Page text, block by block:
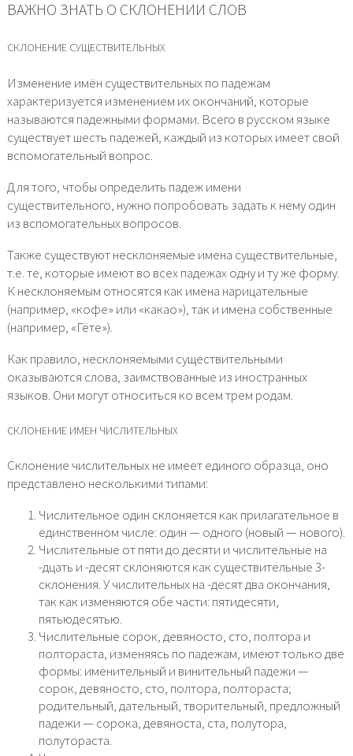
ВАЖНО ЗНАТЬ О СКЛОНЕНИИ СЛОВ
СКЛОНЕНИЕ СУЩЕСТВИТЕЛЬНЫХ
Изменение имён существительных по падежам
характеризуется изменением их окончаний, которые
называются падежными формами. Всего в русском языке
существует шесть падежей, каждый из которых имеет свой
вспомогательный вопрос.
Для того, чтобы определить падеж имени
существительного, нужно попробовать задать к нему один
из вспомогательных вопросов.
Также существуют несклоняемые имена существительные,
т.е. те, которые имеют во всех падежах одну и ту же форму.
К несклоняемым относятся как имена нарицательные
(например, «кофе» или «какао»), так и имена собственные
(например, «Гёте»).
Как правило, несклоняемыми существительными
оказываются слова, заимствованные из иностранных
языков. Они могут относиться ко всем трем родам.
СКЛОНЕНИЕ ИМЕН ЧИСЛИТЕЛЬНЫХ
Склонение числительных не имеет единого образца, оно
представлено несколькими типами:
Числительное один склоняется как прилагательное в
единственном числе: один — одного (новый — нового).
Числительные от пяти до десяти и числительные на
-дцать и -десят склоняются как существительные 3-
склонения. У числительных на -десят два окончания,
так как изменяются обе части: пятидесяти,
пятьюдесятью.
Числительные сорок, девяносто, сто, полтора и
полтораста, изменяясь по падежам, имеют только две
формы: именительный и винительный падежи —
сорок, девяносто, сто, полтора, полтораста;
родительный, дательный, творительный, предложный
падежи — сорока, девяноста, ста, полутора,
полутораста.